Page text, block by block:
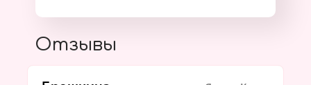
Отзывы